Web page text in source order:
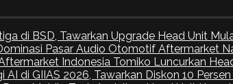
di BSD, Tawarkan Upgrade Head Unit
Pasar Audio Otomotif Aftermarket
Indonesia Tomiko Luncurkan
di GIIAS 2026, Tawarkan Diskon 10